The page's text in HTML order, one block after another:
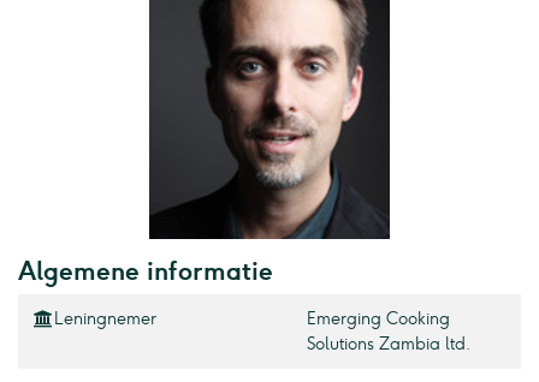
Algemene informatie
Leningnemer
Emerging Cooking
Solutions Zambia ltd.